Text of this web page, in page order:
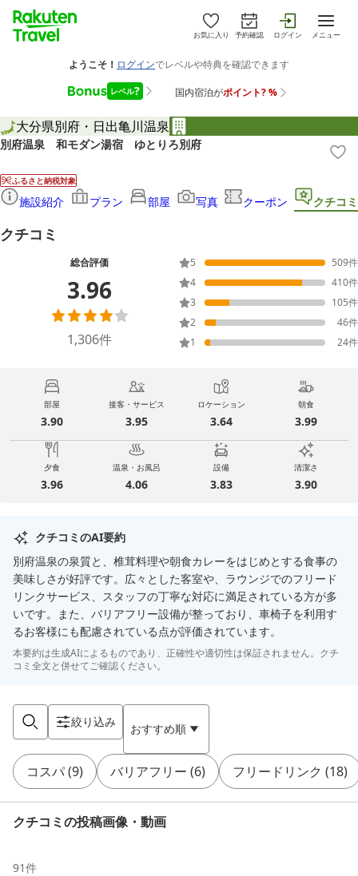
お気に入り 予約確認 ログイン メニュー
大分県別府・日出亀川温泉
別府温泉 和モダン湯宿 ゆとりろ別府
ふるさと納税対象
施設紹介 プラン 部屋 写真 クーポン クチコミ
クチコミ
総合評価
3.96
1,306件
5 509件
4
410件
3
105件
2
46件
1
24件
部屋
3.90
接客・サービス
3.95
ロケーション
3.64
朝食
3.99
夕食
3.96
温泉・お風呂
4.06
設備
3.83
清潔さ
3.90
クチコミのAI要約
別府温泉の泉質と、椎茸料理や朝食カレーをはじめとする食事の
美味しさが好評です。広々とした客室や、ラウンジでのフリード
リンクサービス、スタッフの丁寧な対応に満足されている方が多
いです。また、バリアフリー設備が整っており、車椅子を利用す
るお客様にも配慮されている点が評価されています。
本要約は生成AIによるものであり、正確性や適切性は保証されません。クチ
コミ全文と併せてご確認ください。
絞り込み おすすめ順
コスパ(9) バリアフリー (6) フリードリンク (18)
クチコミの投稿画像・動画
91件